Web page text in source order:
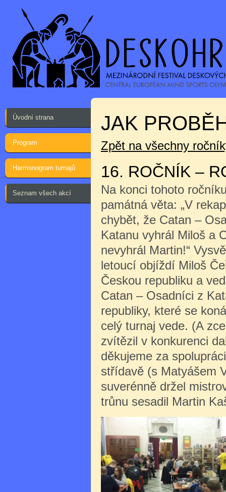
Úvodní strana
Program
Harmonogram turnajů
Seznam všech akcí
JAK
Zpět na všechny
16. ROČNÍK –
Na konci tohoto
památná věta: „V
chybět, že Catan –
Katanu vyhrál Miloš a
nevyhrál Martin!“
letoucí objíždí Miloš
Českou republiku a
Catan – Osadníci z
republiky, které se
celý turnaj vede. (A
zvítězil v konkurenci
děkujeme za
střídavě (s Matyášem
suverénně držel
trůnu sesadil Martin